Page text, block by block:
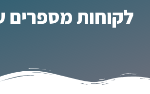
לקוחות מספרים